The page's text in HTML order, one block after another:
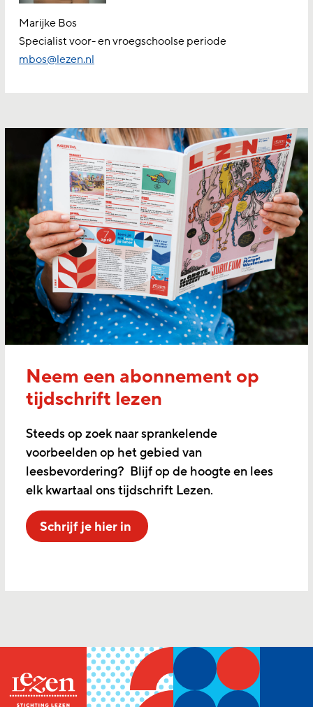
Marijke Bos
Specialist voor- en vroegschoolse periode
mbos@lezen.nl
Neem een abonnement op
tijdschrift lezen
Steeds op zoek naar sprankelende
voorbeelden op het gebied van
leesbevordering? Blijf op de hoogte en lees
elk kwartaal ons tijdschrift Lezen.
Schrijf je hier in